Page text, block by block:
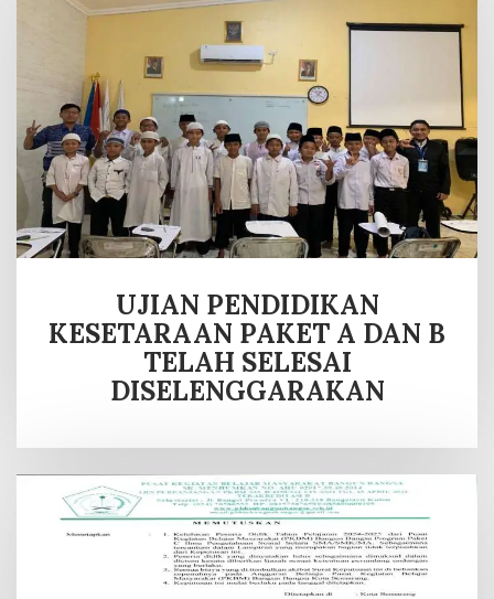
UJIAN PENDIDIKAN
KESETARAAN PAKET A DAN B
TELAH SELESAI
DISELENGGARAKAN